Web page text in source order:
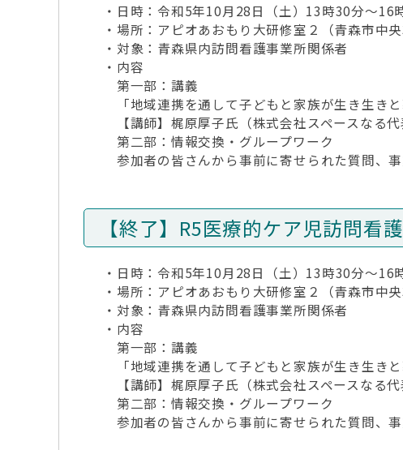
・日時：令和5年10月28日（土）13時30分～16
・場所：アピオあおもり大研修室２（青森市中央
・対象：青森県内訪問看護事業所関係者
・内容
第一部：講義
「地域連携を通して子どもと家族が生き生き
【講師】梶原厚子氏（株式会社スペースなる代
第二部：情報交換・グループワーク
参加者の皆さんから事前に寄せられた質問、
【終了】R5医療的ケア児訪問看
・日時：令和5年10月28日（土）13時30分～16
・場所：アピオあおもり大研修室２（青森市中央
・対象：青森県内訪問看護事業所関係者
・内容
第一部：講義
「地域連携を通して子どもと家族が生き生き
【講師】梶原厚子氏（株式会社スペースなる代
第二部：情報交換・グループワーク
参加者の皆さんから事前に寄せられた質問、